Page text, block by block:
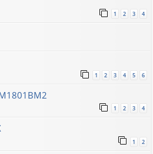
1 2 3 4
1 2 3 4 5 6
1 2 3 4
1 2